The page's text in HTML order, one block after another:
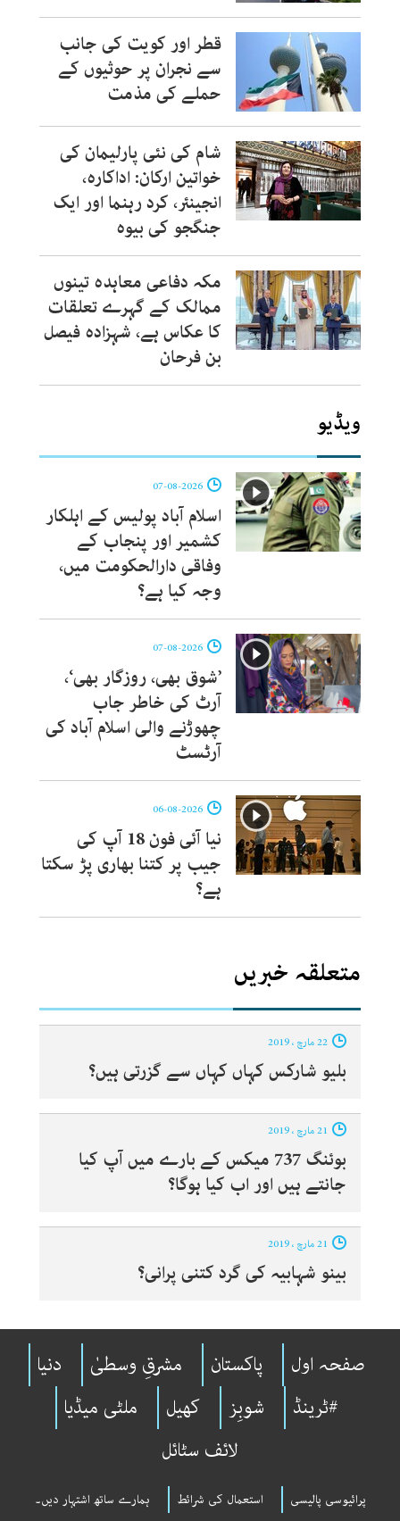
قطر اور کویت کی جانب
سے نجران پر حوثیوں کے
حملے کی مذمت
شام کی نئی پارلیمان کی
خواتین ارکان: اداکارہ،
انجینئر، کرد رہنما اور ایک
جنگجو کی بیوہ
مکہ دفاعی معاہدہ تینوں
ممالک کے گہرے تعلقات
کا عکاس ہے، شہزادہ فیصل
بن فرحان
ویڈیو
اسلام آباد پولیس کے اہلکار
کشمیر اور پنجاب کے
وفاقی دارالحکومت میں،
وجہ کیا ہے؟
’شوق بھی، روزگار بھی‘،
آرٹ کی خاطر جاب
چھوڑنے والی اسلام آباد کی
آرٹسٹ
نیا آئی فون 18 آپ کی
جیب پر کتنا بھاری پڑ سکتا
ہے؟
متعلقہ خبریں
بلیو شارکس کہاں کہاں سے گزرتی ہیں؟
بوئنگ 737 میکس کے بارے میں آپ کیا
جانتے ہیں اور اب کیا ہوگا؟
بینو شہابیہ کی گرد کتنی پرانی؟
صفحہ اول پاکستان مشرقِ وسطیٰ
دنیا
#ٹرینڈ
شوبِز کھیل
ملٹی میڈیا
لائف سٹائل
پرائیوسی پالیسی استعمال کی شرائط ہمارے ساتھ اشتہار دیں۔